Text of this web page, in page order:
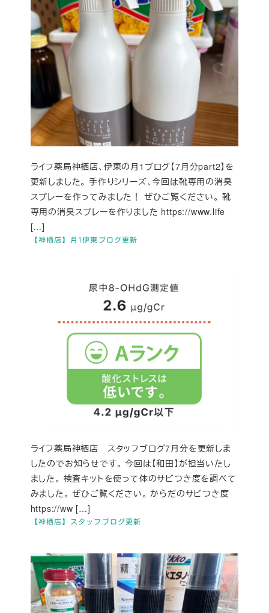
【神栖店】月1伊東ブログ更新
ライフ薬局神栖店、伊東の月1ブログ【7月分part2】を
更新しました。 手作りシリーズ、今回は靴専用の消臭
スプレーを作ってみました！ ぜひご覧ください。 靴
専用の消臭スプレーを作りました https://www.life
[…]
【神栖店】スタッフブログ更新
ライフ薬局神栖店 スタッフブログ7月分を更新しま
したのでお知らせです。 今回は【和田】が担当いたし
ました。 検査キットを使って体のサビつき度を調べて
みました。 ぜひご覧ください。 からだのサビつき度
https://ww […]